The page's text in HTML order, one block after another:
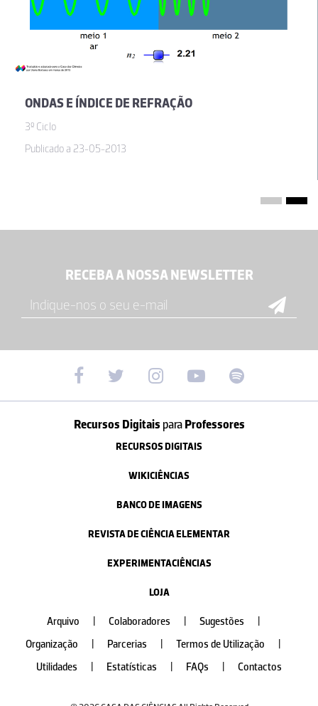
ONDAS E ÍNDICE DE REFRAÇÃO
3º Ciclo
Publicado a 23-05-2013
RECEBA A NOSSA NEWSLETTER
Recursos Digitais paraProfessores
RECURSOS DIGITAIS
WIKICIÊNCIAS
BANCO DE IMAGENS
REVISTA DE CIÊNCIA ELEMENTAR
EXPERIMENTACIÊNCIAS
LOJA
Arquivo Colaboradores Sugestões
Organização
Parcerias Termos de Utilização
Utilidades
Estatísticas FAQs Contactos